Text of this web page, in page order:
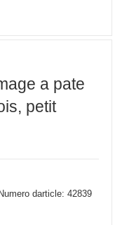
a pate
petit
darticle: 42839